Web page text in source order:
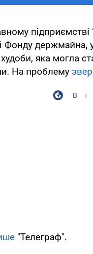
підприємстві
Фонду держмайна,
яка могла
На проблему
"Телеграф".